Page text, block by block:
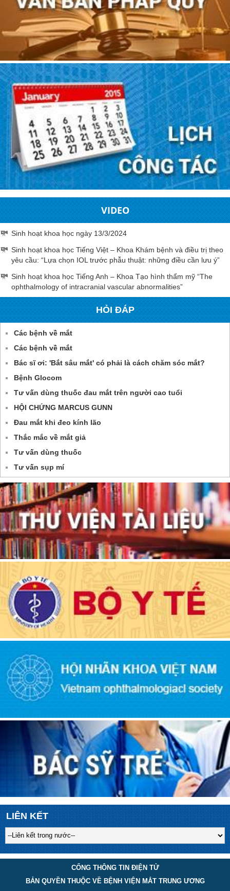
VIDEO
Sinh hoạt khoa học ngày 13/3/2024
Sinh hoạt khoa học Tiếng Việt – Khoa Khám bệnh và điều trị theo
yêu cầu: “Lựa chọn IOL trước phẫu thuật: những điều cần lưu ý”
Sinh hoạt khoa học Tiếng Anh – Khoa Tạo hình thẩm mỹ “The
ophthalmology of intracranial vascular abnormalities”
HỎI ĐÁP
Các bệnh về mắt
Các bệnh về mắt
Bác sĩ ơi: 'Bắt sâu mắt' có phải là cách chăm sóc mắt?
Bệnh Glocom
Tư vấn dùng thuốc đau mắt trên người cao tuổi
HỘI CHỨNG MARCUS GUNN
Đau mắt khi đeo kính lão
Thắc mắc về mắt giả
Tư vấn dùng thuốc
Tư vấn sụp mí
LIÊN KẾT
CỔNG THÔNG TIN ĐIỆN TỬ
BẢN QUYỀN THUỘC VỀ BỆNH VIỆN MẮT TRUNG ƯƠNG